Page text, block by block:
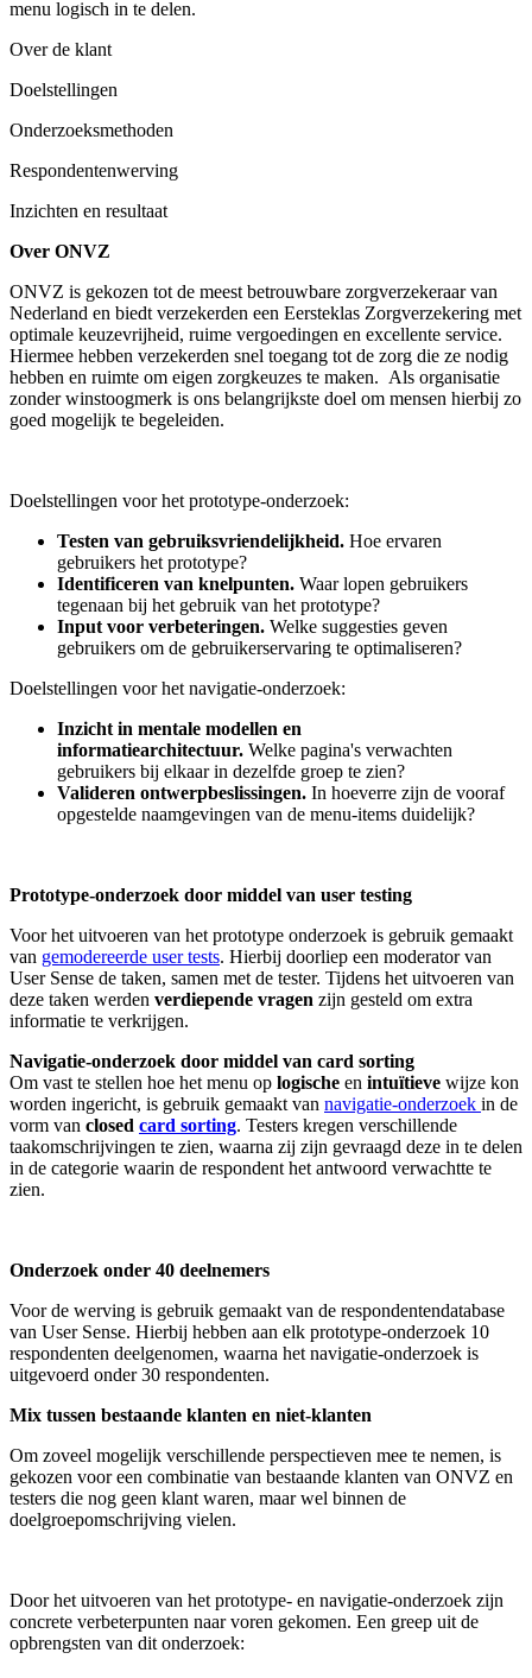
menu logisch in te delen.
Over de klant
Doelstellingen
Onderzoeksmethoden
Respondentenwerving
Inzichten en resultaat
Over ONVZ
ONVZ is gekozen tot de meest betrouwbare zorgverzekeraar van
Nederland en biedt verzekerden een Eersteklas Zorgverzekering met
optimale keuzevrijheid, ruime vergoedingen en excellente service.
Hiermee hebben verzekerden snel toegang tot de zorg die ze nodig
hebben en ruimte om eigen zorgkeuzes te maken. Als organisatie
zonder winstoogmerk is ons belangrijkste doel om mensen hierbij zo
goed mogelijk te begeleiden.
Doelstellingen voor het prototype-onderzoek:
Testen van gebruiksvriendelijkheid. Hoe ervaren
gebruikers het prototype?
Identificeren van knelpunten. Waar lopen gebruikers
tegenaan bij het gebruik van het prototype?
Input voor verbeteringen. Welke suggesties geven
gebruikers om de gebruikerservaring te optimaliseren?
Doelstellingen voor het navigatie-onderzoek:
Inzicht in mentale modellen en
informatiearchitectuur. Welke pagina's verwachten
gebruikers bij elkaar in dezelfde groep te zien?
Valideren ontwerpbeslissingen. In hoeverre zijn de vooraf
opgestelde naamgevingen van de menu-items duidelijk?
Prototype-onderzoek door middel van user testing
Voor het uitvoeren van het prototype onderzoek is gebruik gemaakt
van gemodereerde user tests. Hierbij doorliep een moderator van
User Sense de taken, samen met de tester. Tijdens het uitvoeren van
deze taken werden verdiepende vragen zijn gesteld om extra
informatie te verkrijgen.
Navigatie-onderzoek door middel van card sorting
Om vast te stellen hoe het menu op logische en intuïtieve wijze kon
worden ingericht, is gebruik gemaakt van navigatie-onderzoek in de
vorm van closed card sorting. Testers kregen verschillende
taakomschrijvingen te zien, waarna zij zijn gevraagd deze in te delen
in de categorie waarin de respondent het antwoord verwachtte te
zien.
Onderzoek onder 40 deelnemers
Voor de werving is gebruik gemaakt van de respondentendatabase
van User Sense. Hierbij hebben aan elk prototype-onderzoek 10
respondenten deelgenomen, waarna het navigatie-onderzoek is
uitgevoerd onder 30 respondenten.
Mix tussen bestaande klanten en niet-klanten
Om zoveel mogelijk verschillende perspectieven mee te nemen, is
gekozen voor een combinatie van bestaande klanten van ONVZ en
testers die nog geen klant waren, maar wel binnen de
doelgroepomschrijving vielen.
Door het uitvoeren van het prototype- en navigatie-onderzoek zijn
concrete verbeterpunten naar voren gekomen. Een greep uit de
opbrengsten van dit onderzoek: